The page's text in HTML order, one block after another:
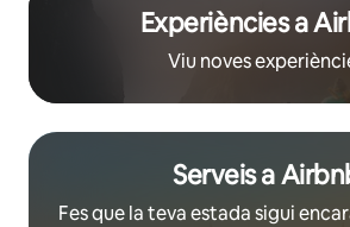
Experiències a
Viu noves
Serveis a
Fes que la teva estada sigui